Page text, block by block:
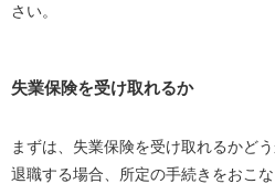
さい。
失業保険を受け取れるか
まずは、失業保険を受け取れるかど
退職する場合、所定の手続きをおこ